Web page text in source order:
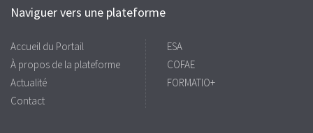
Naviguer vers une plateforme
Accueil du Portail
À propos de la plateforme
Actualité
Contact
ESA
COFAE
FORMATIO+